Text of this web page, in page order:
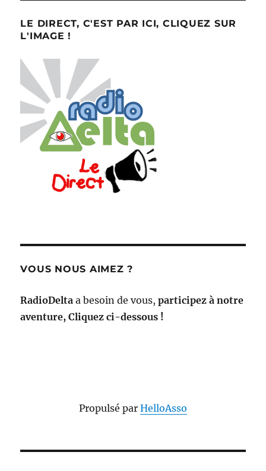
LE DIRECT, C'EST PAR ICI, CLIQUEZ SUR
L'IMAGE !
VOUS NOUS AIMEZ ?
RadioDelta a besoin de vous,participez à notre
aventure, Cliquez ci-dessous !
Propulsé par HelloAsso